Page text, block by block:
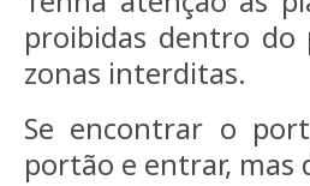
proibidas dentro
zonas interditas.
Se encontrar o
portão e entrar, mas